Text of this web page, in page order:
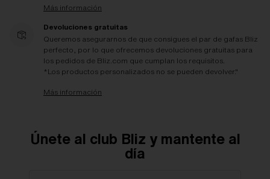
Más información
Devoluciones gratuitas
Queremos asegurarnos de que consigues el par de gafas Bliz
perfecto, por lo que ofrecemos devoluciones gratuitas para
los pedidos de Bliz.com que cumplan los requisitos.
*Los productos personalizados no se pueden devolver."
Más información
Únete al club Bliz y mantente al
día